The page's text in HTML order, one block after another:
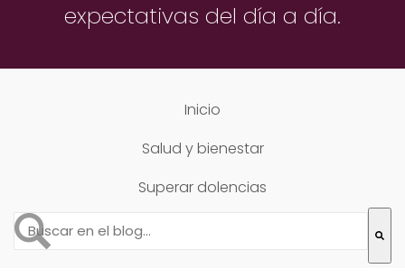
expectativas del día a día.
Inicio
Salud y bienestar
Superar dolencias
Esto es un campo de búsqueda con una función de